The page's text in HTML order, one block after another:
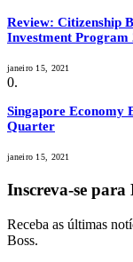
Review: Citizenship
Investment Program
janeiro 15, 2021
Singapore Economy
Quarter
janeiro 15, 2021
Inscreva-se para
Receba as últimas
Boss.